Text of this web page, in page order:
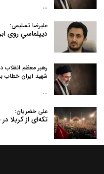
…
علیرضا تسلیمی:
دیپلماسیِ روی
رهبر معظم انقلاب
شهید ایران خطاب
…
علی خضریان:
تکه‌ای از کربلا